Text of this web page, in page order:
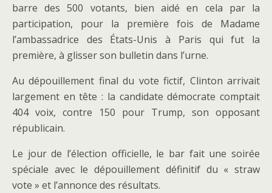
barre des 500 votants, bien aidé en cela par la
participation, pour la première fois de Madame
l’ambassadrice des États-Unis à Paris qui fut la
première, à glisser son bulletin dans l’urne.
Au dépouillement final du vote fictif, Clinton arrivait
largement en tête : la candidate démocrate comptait
404 voix, contre 150 pour Trump, son opposant
républicain.
Le jour de l’élection officielle, le bar fait une soirée
spéciale avec le dépouillement définitif du « straw
vote » et l’annonce des résultats.